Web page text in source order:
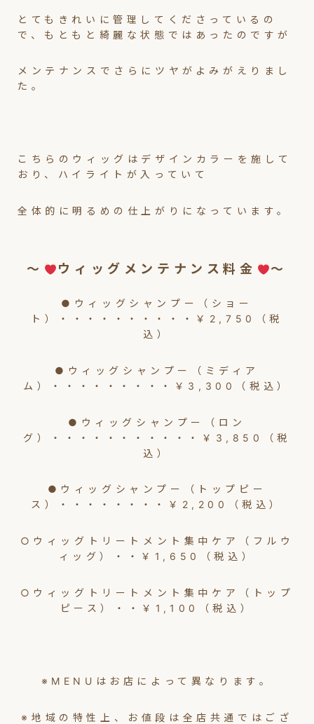
とてもきれいに管理してくださっているの
で、もともと綺麗な状態ではあったのですが
メンテナンスでさらにツヤがよみがえりまし
た。
こちらのウィッグはデザインカラーを施して
おり、ハイライトが入っていて
全体的に明るめの仕上がりになっています。
～ ウィッグメンテナンス料金 ～
●ウィッグシャンプー（ショー
ト）・・・・・・・・・・￥2,750（税
込）
●ウィッグシャンプー（ミディア
ム）・・・・・・・・・￥3,300（税込）
●ウィッグシャンプー（ロン
グ）・・・・・・・・・・・￥3,850（税
込）
●ウィッグシャンプー（トップピー
ス）・・・・・・・・￥2,200（税込）
○ウィッグトリートメント集中ケア（フルウ
ィッグ）・・￥1,650（税込）
○ウィッグトリートメント集中ケア（トップ
ピース）・・￥1,100（税込）
※MENUはお店によって異なります。
※地域の特性上、お値段は全店共通ではござ